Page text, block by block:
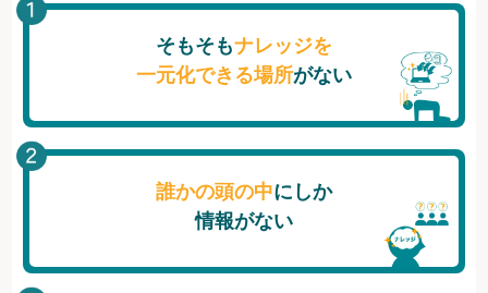
そもそもナレッジを
一元化できる場所がない
誰かの頭の中にしか
情報がない